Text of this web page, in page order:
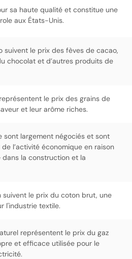
sa haute qualité et constitue une
aux États-Unis.
suivent le prix des fèves de cacao,
chocolat et d’autres produits de
le prix des grains de
et leur arôme riches.
sont largement négociés et sont
l’activité économique en raison
dans la construction et la
le prix du coton brut, une
l'industrie textile.
représentent le prix du gaz
et efficace utilisée pour le